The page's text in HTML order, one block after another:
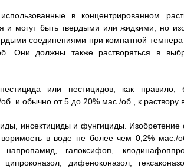
в концентрированном
и могут быть твердыми или жидкими, но
соединениями при комнатной
Они должны также растворяться в
пестицида или пестицидов, как
и обычно от 5 до 20% мас./об., к раствору
инсектициды и фунгициды.
в воде не более чем 0,2%
галоксифоп,
дифеноконазол,